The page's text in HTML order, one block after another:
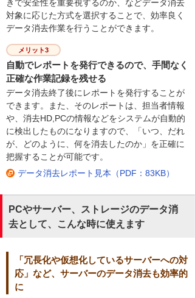
きで安全性を重要視するのか、などデータ消去
対象に応じた方式を選択することで、効率良く
データ消去作業を行うことができます。
メリット3
自動でレポートを発行できるので、手間なく
正確な作業記録を残せる
データ消去終了後にレポートを発行することが
できます。また、そのレポートは、担当者情報
や、消去HD,PCの情報などをシステムが自動的
に検出したものになりますので、「いつ、だれ
が、どのように、何を消去したのか」を正確に
把握することが可能です。
データ消去レポート見本（PDF：83KB）
PCやサーバー、ストレージのデータ消
去として、こんな時に使えます
「冗長化や仮想化しているサーバーへの対
応」など、サーバーのデータ消去も効率的
に